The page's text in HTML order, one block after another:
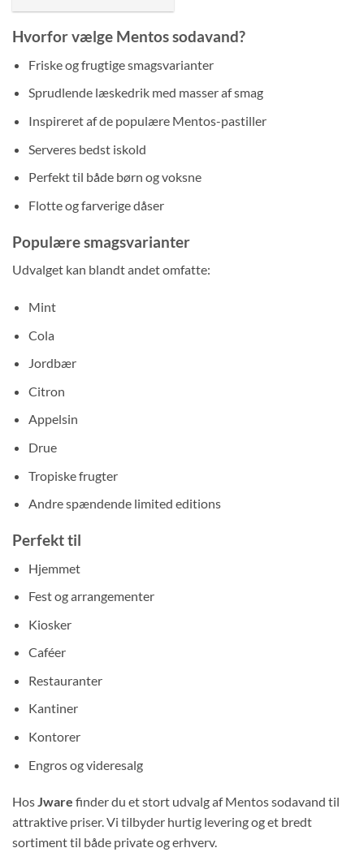
Hvorfor vælge Mentos sodavand?
Friske og frugtige smagsvarianter
Sprudlende læskedrik med masser af smag
Inspireret af de populære Mentos-pastiller
Serveres bedst iskold
Perfekt til både børn og voksne
Flotte og farverige dåser
Populære smagsvarianter
Udvalget kan blandt andet omfatte:
Mint
Cola
Jordbær
Citron
Appelsin
Drue
Tropiske frugter
Andre spændende limited editions
Perfekt til
Hjemmet
Fest og arrangementer
Kiosker
Caféer
Restauranter
Kantiner
Kontorer
Engros og videresalg
HosJware finder du et stort udvalg af Mentos sodavand til
attraktive priser. Vi tilbyder hurtig levering og et bredt
sortiment til både private og erhverv.